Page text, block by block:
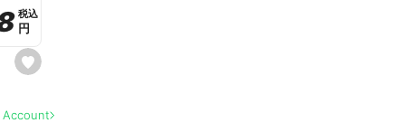
e
s
e
a
税込
税込
円
円